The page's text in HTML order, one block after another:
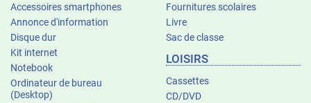
Accessoires smartphones
Annonce d'information
Disque dur
Kit internet
Notebook
Ordinateur de bureau
(Desktop)
Fournitures scolaires
Livre
Sac de classe
LOISIRS
Cassettes
CD/DVD